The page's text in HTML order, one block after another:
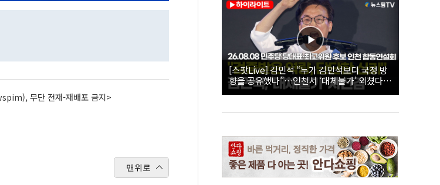
무단 전재-재배포 금지>
맨위로
[스팟Live] 김민석 “누가 김민석보다 국정 방
향을 공유했나”…인천서 ‘대체불가’ 외쳤다 |
26.08.08 더불어민주당 당대표·최고위원 후